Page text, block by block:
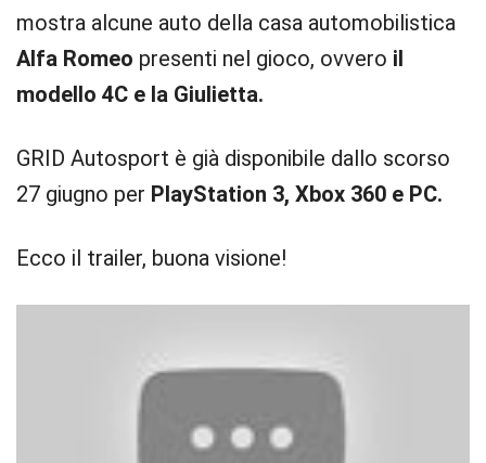
mostra alcune auto della casa automobilistica
Alfa Romeo presenti nel gioco, ovvero il
modello 4C e la Giulietta.
GRID Autosport è già disponibile dallo scorso
27 giugno per PlayStation 3, Xbox 360 e PC.
Ecco il trailer, buona visione!